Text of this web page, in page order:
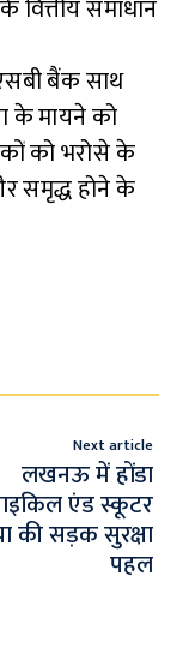
वित्तीय समाधान
बैंक साथ
के मायने को
को भरोसे के
समृद्ध होने के
Next article
लखनऊ में होंडा
एंड स्कूटर
की सड़क सुरक्षा
पहल